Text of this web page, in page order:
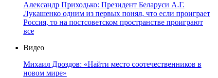
Александр Приходько: Президент Беларуси А.Г.
Лукашенко одним из первых понял, что если проиграет
Россия, то на постсоветском пространстве проиграют
все
Видео
Михаил Дроздов: «Найти место соотечественников в
новом мире»